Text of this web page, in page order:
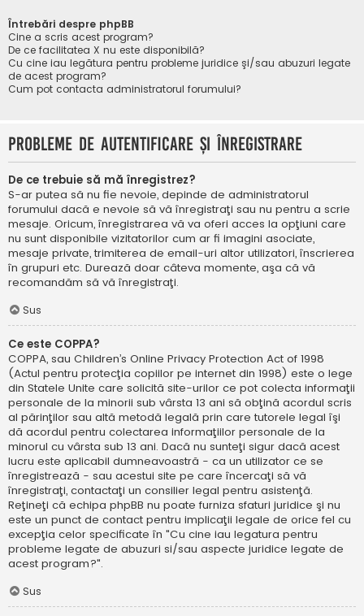
Întrebări despre phpBB
Cine a scris acest program?
De ce facilitatea X nu este disponibilă?
Cu cine iau legătura pentru probleme juridice şi/sau abuzuri legate
de acest program?
Cum pot contacta administratorul forumului?
Probleme de autentificare şi înregistrare
De ce trebuie să mă înregistrez?
S-ar putea să nu fie nevoie, depinde de administratorul
forumului dacă e nevoie să vă înregistraţi sau nu pentru a scrie
mesaje. Oricum, înregistrarea vă va oferi acces la opţiuni care
nu sunt disponibile vizitatorilor cum ar fi imagini asociate,
mesaje private, trimiterea de email-uri altor utilizatori, înscrierea
în grupuri etc. Durează doar câteva momente, aşa că vă
recomandăm să vă înregistraţi.
Sus
Ce este COPPA?
COPPA, sau Children’s Online Privacy Protection Act of 1998
(Actul pentru protecţia copiilor pe internet din 1998) este o lege
din Statele Unite care solicită site-urilor ce pot colecta informaţii
personale de la minorii sub vârsta 13 ani să obţină acordul scris
al părinţilor sau altă metodă legală prin care tutorele legal îşi
dă acordul pentru colectarea informaţiilor personale de la
minorul cu vârsta sub 13 ani. Dacă nu sunteţi sigur dacă acest
lucru este aplicabil dumneavoastră - ca un utilizator ce se
înregistrează - sau acestui site pe care încercaţi să vă
înregistraţi, contactaţi un consilier legal pentru asistenţă.
Reţineţi că echipa phpBB nu poate furniza sfaturi juridice şi nu
este un punct de contact pentru implicaţii legale de orice fel cu
excepţia celor specificate în "Cu cine iau legatura pentru
probleme legate de abuzuri si/sau aspecte juridice legate de
acest program?".
Sus